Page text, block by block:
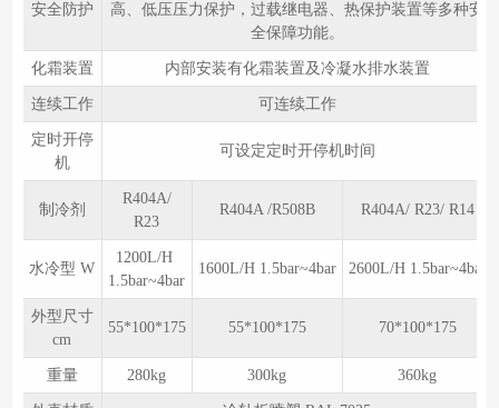
安全防护
高、低压压力保护，过载继电器、热保护装置等多种安
全保障功能。
化霜装置 内部安装有化霜装置及冷凝水排水装置
连续工作 可连续工作
定时开停
机
可设定定时开停机时间
制冷剂
R404A/
R23
R404A /R508B R404A/ R23/ R14
水冷型 W
1200L/H
1.5bar~4bar
1600L/H 1.5bar~4bar 2600L/H 1.5bar~4bar
外型尺寸
cm
55*100*175 55*100*175 70*100*175
重量 280kg 300kg 360kg